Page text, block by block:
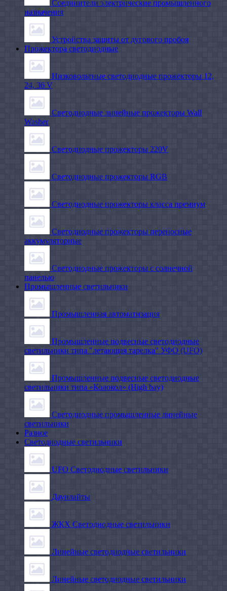
Соединители электрические промышленного
назначения
Устройства защиты от дугового пробоя
Прожектора светодиодные
Низковольтные светодиодные прожекторы 12,
24, 36 V
Светодиодные линейные прожекторы Wall
Washer
Светодиодные прожекторы 220V
Светодиодные прожекторы RGB
Светодиодные прожекторы класса премиум
Светодиодные прожекторы переносные
аккумуляторные
Светодиодные прожекторы с солнечной
панелью
Промышленные светильники
Промышленная автоматизация
Промышленные подвесные cветодиодные
светильники типа "летающая тарелка" УФО (UFO)
Промышленные подвесные cветодиодные
светильники типа «Колокол» (High bay)
Светодиодные промышленные линейные
светильники
Разное
Светодиодные светильники
UFO Светодиодные светильники
Даунлайты
ЖКХ Светодиодные светильники
Линейные светодиодные светильники
Линейные светодиодные светильники